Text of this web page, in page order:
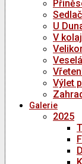
U
V
Výlet
Galerie
2025